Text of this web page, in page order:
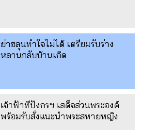
ย่าฮลุนทำใจไม่ได้ เตรียมรับร่าง
หลานกลับบ้านเกิด
เจ้าฟ้าทีปังกรฯ เสด็จส่วนพระองค์
พร้อมรับสั่งแนะนำพระสหายหญิง